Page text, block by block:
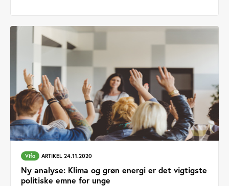
Vifo ARTIKEL 24.11.2020
Ny analyse: Klima og grøn energi er det vigtigste
politiske emne for unge